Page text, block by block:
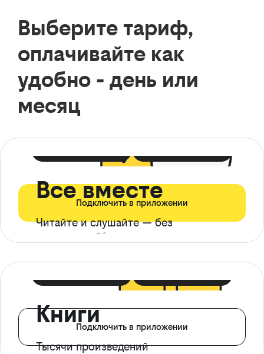
Выберите тариф,
оплачивайте как
удобно - день или
месяц
Все вместе
Читайте и слушайте — без
ограничений*
Подключить в приложении
Книги
Тысячи произведений
Подключить в приложении